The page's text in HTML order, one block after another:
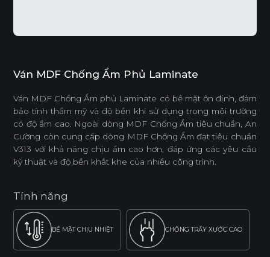
Ván MDF Chống Ẩm Phủ Laminate
Ván MDF Chống Ẩm phủ Laminate có bề mặt ổn định, đảm
bảo tính thẩm mỹ và độ bền khi sử dụng trong môi trường
có độ ẩm cao. Ngoài dòng MDF Chống Ẩm tiêu chuẩn, An
Cường còn cung cấp dòng MDF Chống Ẩm đạt tiêu chuẩn
V313 với khả năng chịu ẩm cao hơn, đáp ứng các yêu cầu
kỹ thuật và độ bền khắt khe của nhiều công trình.
Tính năng
BỀ MẶT CHỊU NHIỆT CHỐNG TRẦY XƯỚC CAO